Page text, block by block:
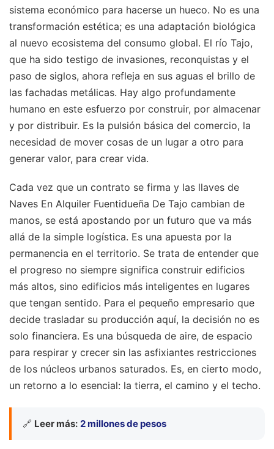
sistema económico para hacerse un hueco. No es una
transformación estética; es una adaptación biológica
al nuevo ecosistema del consumo global. El río Tajo,
que ha sido testigo de invasiones, reconquistas y el
paso de siglos, ahora refleja en sus aguas el brillo de
las fachadas metálicas. Hay algo profundamente
humano en este esfuerzo por construir, por almacenar
y por distribuir. Es la pulsión básica del comercio, la
necesidad de mover cosas de un lugar a otro para
generar valor, para crear vida.
Cada vez que un contrato se firma y las llaves de
Naves En Alquiler Fuentidueña De Tajo cambian de
manos, se está apostando por un futuro que va más
allá de la simple logística. Es una apuesta por la
permanencia en el territorio. Se trata de entender que
el progreso no siempre significa construir edificios
más altos, sino edificios más inteligentes en lugares
que tengan sentido. Para el pequeño empresario que
decide trasladar su producción aquí, la decisión no es
solo financiera. Es una búsqueda de aire, de espacio
para respirar y crecer sin las asfixiantes restricciones
de los núcleos urbanos saturados. Es, en cierto modo,
un retorno a lo esencial: la tierra, el camino y el techo.
🔗 Leer más: 2 millones de pesos